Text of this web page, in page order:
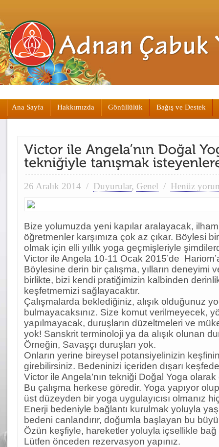
Ana Sayfa Hakkımızda Gönüllülük Bağış ve Destek
26 Aralık 2014 / Duyurular, Genel / Henüz
Bize yolumuzda yeni kapılar aralayacak,
öğretmenler karşımıza çok az çıkar. Böylesi
olmak için elli yıllık yoga geçmişleriyle
Victor ile Angela 10-11 Ocak 2015’de
Böylesine derin bir çalışma, yılların deneyimi
birlikte, bizi kendi pratiğimizin kalbinden
keşfetmemizi sağlayacaktır.
Çalışmalarda beklediğiniz, alışık olduğunuz
bulmayacaksınız. Size komut verilmeyecek,
yapılmayacak, duruşların düzeltmeleri ve
yok! Sanskrit terminoloji ya da alışık olunan
Örneğin, Savaşçı duruşları yok.
Onların yerine bireysel potansiyelinizin
girebilirsiniz. Bedeninizi içeriden dışarı
Victor ile Angela’nın tekniği Doğal Yoga olarak
Bu çalışma herkese göredir. Yoga yapıyor
üst düzeyden bir yoga uygulayıcısı olmanız
Enerji bedeniyle bağlantı kurulmak yoluyla
bedeni canlandırır, doğumla başlayan bu
Özün keşfiyle, hareketler yoluyla içsellikle bağ
Lütfen önceden rezervasyon yapınız.